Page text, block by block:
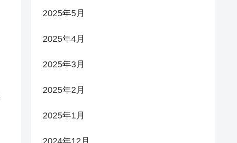
2025年5月
2025年4月
2025年3月
2025年2月
2025年1月